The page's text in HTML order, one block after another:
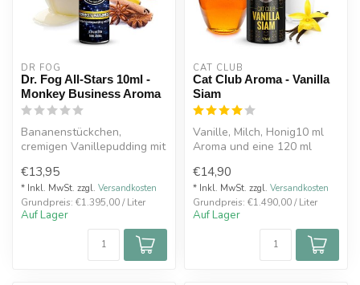
DR FOG
Dr. Fog All-Stars 10ml -
Monkey Business Aroma
Bananenstückchen,
cremigen Vanillepudding mit
mit 10ml...
€13,95
* Inkl. MwSt. zzgl. Versandkosten
Grundpreis: €1.395,00 / Liter
Auf Lager
CAT CLUB
Cat Club Aroma - Vanilla
Siam
Vanille, Milch, Honig10 ml
Aroma und eine 120 ml
Dosierempfehlung: ...
€14,90
* Inkl. MwSt. zzgl. Versandkosten
Grundpreis: €1.490,00 / Liter
Auf Lager